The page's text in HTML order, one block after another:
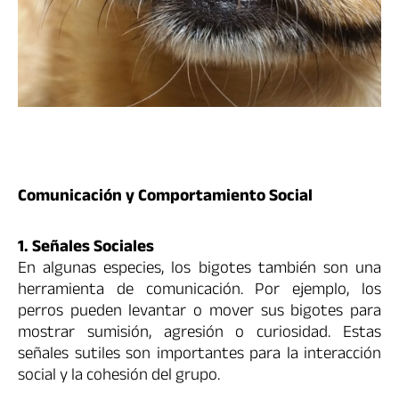
Comunicación y Comportamiento Social
1. Señales Sociales
En algunas especies, los bigotes también son una
herramienta de comunicación. Por ejemplo, los
perros pueden levantar o mover sus bigotes para
mostrar sumisión, agresión o curiosidad. Estas
señales sutiles son importantes para la interacción
social y la cohesión del grupo.